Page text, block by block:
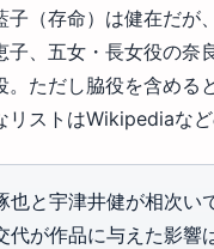
子（存命）は健在だが
子、五女・長女役の奈
。ただし脇役を含める
リストはWikipediaな
也と宇津井健が相次い
代が作品に与えた影響